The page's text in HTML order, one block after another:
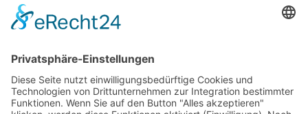
Impressum
Sonstiges